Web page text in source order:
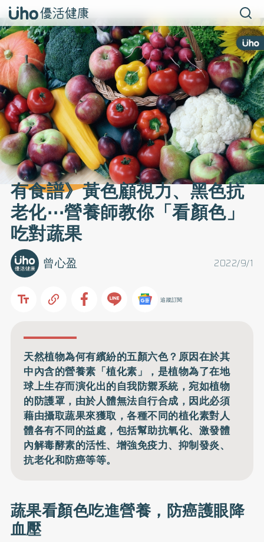
有食譜》黃色顧視力、黑色抗
老化⋯營養師教你「看顏色」
吃對蔬果
2022/9/1
曾心盈
追蹤訂閱
天然植物為何有繽紛的五顏六色？原因在於其
中內含的營養素「植化素」，是植物為了在地
球上生存而演化出的自我防禦系統，宛如植物
的防護罩，由於人體無法自行合成，因此必須
藉由攝取蔬果來獲取，各種不同的植化素對人
體各有不同的益處，包括幫助抗氧化、激發體
內解毒酵素的活性、增強免疫力、抑制發炎、
抗老化和防癌等等。
蔬果看顏色吃進營養，防癌護眼降
血壓